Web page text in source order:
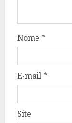
Nome *
E-mail *
Site